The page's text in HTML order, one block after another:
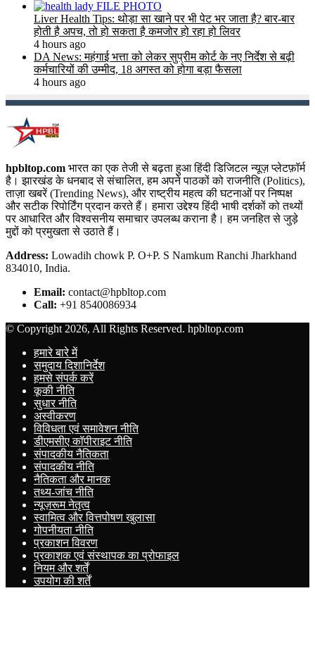
Liver Health Tips: थोड़ा सा खाने पर भी पेट भर जाता है? बार-बार
होती है अपच, तो हो सकता है कमजोर हो रहा हो लिवर
4 hours ago
DA News: महंगाई भत्ता को लेकर सुप्रीम कोर्ट के नए निर्देश से बढ़ी
कर्मचारियों की उम्मीद, 18 अगस्त को होगा बड़ा फैसला
4 hours ago
hpbltop.com भारत का एक तेजी से बढ़ता हुआ हिंदी डिजिटल न्यूज़ प्लेटफ़ॉर्म
है। झारखंड के धनबाद से संचालित, हम अपने पाठकों को राजनीति (Politics),
ताज़ा खबरें (Trending News), और राष्ट्रीय महत्व की घटनाओं पर निष्पक्ष
और सटीक रिपोर्टिंग प्रदान करते हैं। हमारा उद्देश्य हिंदी भाषी दर्शकों को तथ्यों
पर आधारित और विश्वसनीय समाचार उपलब्ध कराना है। हम जनहित से जुड़े
मुद्दों को प्रमुखता से उठाते हैं।
Address: Lowadih chowk P. O+P. S Namkum Ranchi Jharkhand
834010, India.
Email: contact@hpbltop.com
Call: +91 8540086934
© Copyright 2026, All Rights Reserved. hpbltop.com
हमारे बारे में
समुदाय दिशानिर्देश
हमसे संपर्क करें
कूकी नीति
सुधार नीति
अस्वीकरण
विविधता एवं समावेशन नीति
डीएमसीए कॉपीराइट नीति
संपादकीय नैतिकता
संपादकीय नीति
नैतिकता और मानक
तथ्य-जांच नीति
न्यूज़रूम नेतृत्व
स्वामित्व और वित्तपोषण खुलासा
गोपनीयता नीति
प्रकाशन विवरण
प्रकाशक एवं संस्थापक का प्रोफाइल
नियम और शर्तें
उपयोग की शर्तें